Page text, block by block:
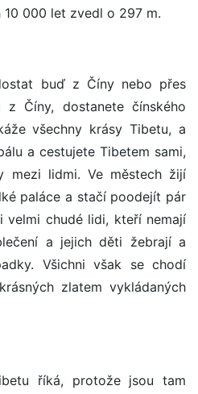
10 000 let zvedl o 297 m.
buď z Číny nebo přes
Číny, dostanete čínského
všechny krásy Tibetu, a
a cestujete Tibetem sami,
mezi lidmi. Ve městech žijí
paláce a stačí poodejít pár
velmi chudé lidi, kteří nemají
a jejich děti žebrají a
Všichni však se chodí
zlatem vykládaných
říká, protože jsou tam